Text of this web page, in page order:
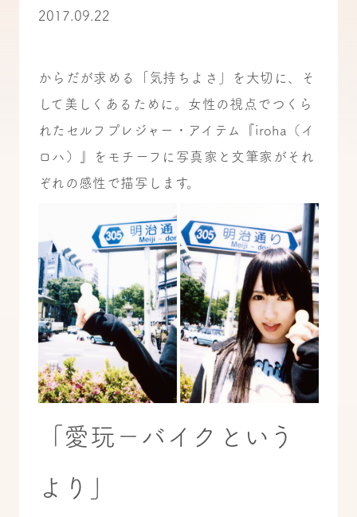
2017.09.22
からだが求める「気持ちよさ」を大切に、そ
して美しくあるために。女性の視点でつくら
れたセルフプレジャー・アイテム『iroha（イ
ロハ）』をモチーフに写真家と文筆家がそれ
ぞれの感性で描写します。
「愛玩－バイクという
より」